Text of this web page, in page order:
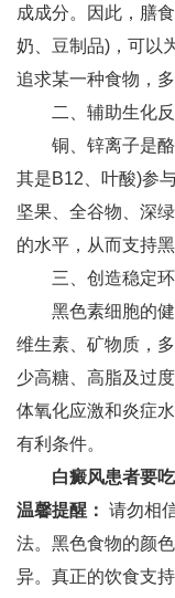
成成分。因此，膳
奶、豆制品)，可以
追求某一种食物，
二、辅助生化反
铜、锌离子是酪
其是B12、叶酸)参
坚果、全谷物、深
的水平，从而支持
三、创造稳定环
黑色素细胞的健
维生素、矿物质，
少高糖、高脂及过
体氧化应激和炎症
有利条件。
白癜风患者要
温馨提醒： 请勿相
法。黑色食物的颜
异。真正的饮食支